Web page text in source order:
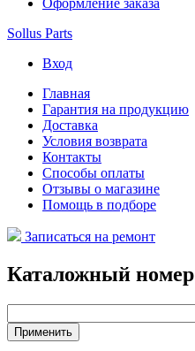
Оформление заказа
Sollus Parts
Вход
Главная
Гарантия на продукцию
Доставка
Условия возврата
Контакты
Способы оплаты
Отзывы о магазине
Помощь в подборе
Записаться на ремонт
Каталожный номер